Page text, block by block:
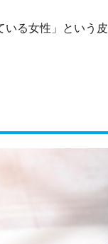
る女性」という